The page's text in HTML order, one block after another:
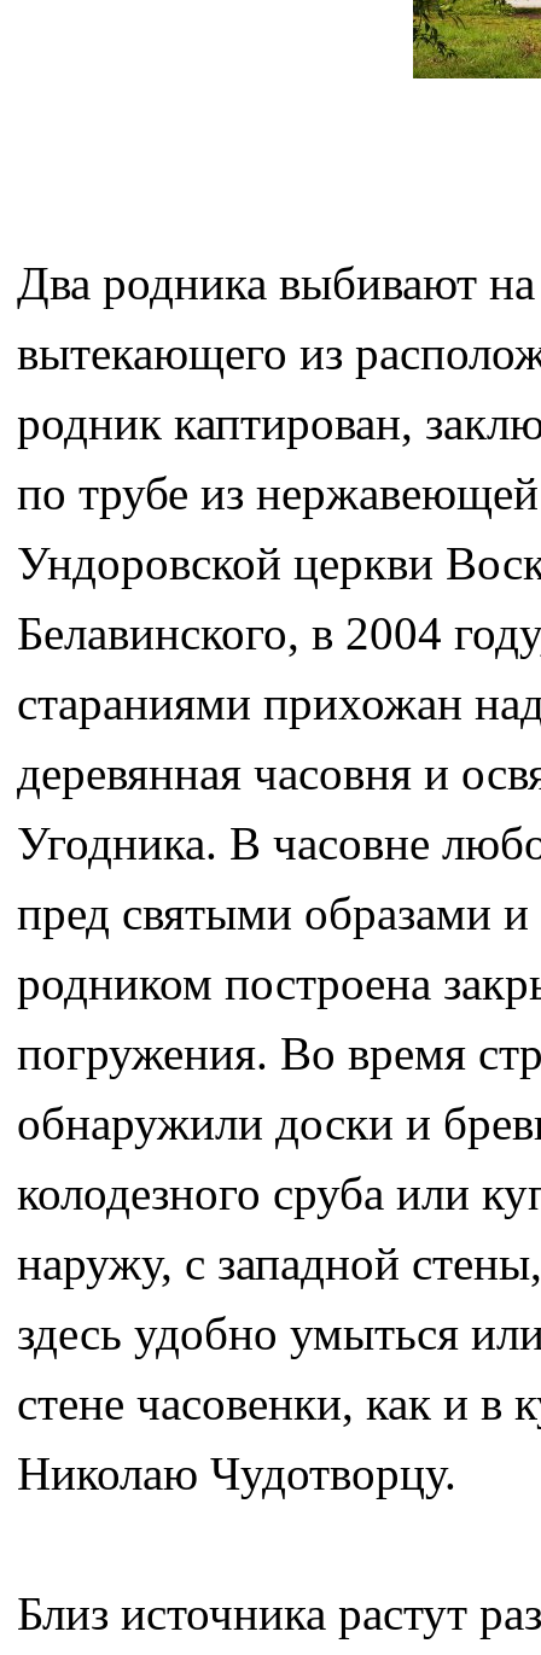
Два родника выбивают
вытекающего из
родник каптирован,
по трубе из
Ундоровской церкви
Белавинского, в 2004
стараниями прихожан
деревянная часовня и
Угодника. В часовне
пред святыми образами
родником построена
погружения. Во время
обнаружили доски и
колодезного сруба или
наружу, с западной
здесь удобно умыться
стене часовенки, как и в
Николаю Чудотворцу.
Близ источника растут